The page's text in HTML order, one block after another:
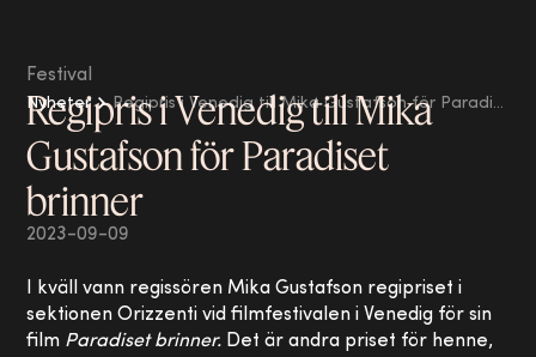
Nyheter Regipris i Venedig till Mika Gustafson för Paradiset brinner
Festival
Regipris i Venedig till Mika
Gustafson för Paradiset
brinner
2023-09-09
I kväll vann regissören Mika Gustafson regipriset i
sektionen Orizzenti vid filmfestivalen i Venedig för sin
film Paradiset brinner. Det är andra priset för henne,